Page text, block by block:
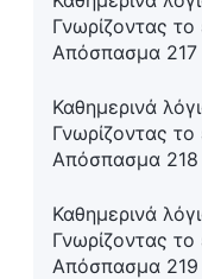
Γνωρίζοντας
Απόσπασμα 217
Καθημερινά
Γνωρίζοντας
Απόσπασμα 218
Καθημερινά
Γνωρίζοντας
Απόσπασμα 219